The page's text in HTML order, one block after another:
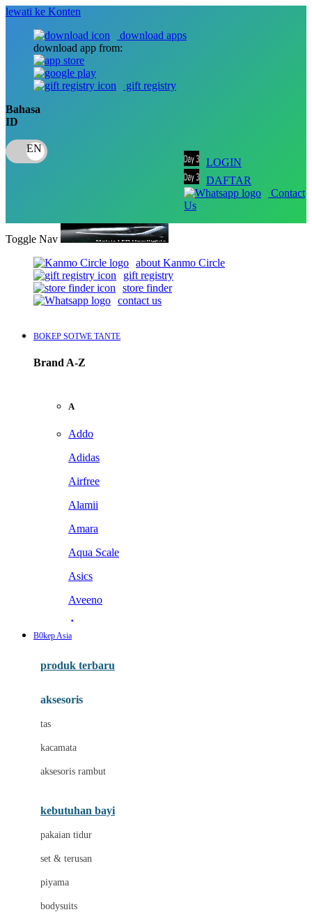
lewati ke Konten
download apps
download app from:
gift registry
Bahasa
ID
LOGIN
DAFTAR
Contact
Us
Toggle Nav
about Kanmo Circle
gift registry
store finder
contact us
BOKEP SOTWE TANTE
Brand A-Z
A
Addo
Adidas
Airfree
Alamii
Amara
Aqua Scale
Asics
Aveeno
Awan
Baabaasheepz
Baby Dove
Baby Jogger
B0kep Asia
produk terbaru
aksesoris
tas
kacamata
aksesoris rambut
kebutuhan bayi
pakaian tidur
set & terusan
piyama
bodysuits